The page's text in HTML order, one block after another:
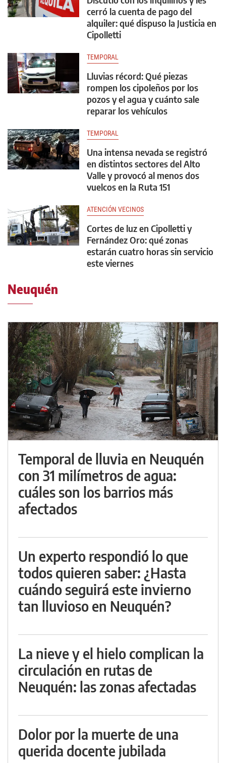
cerró la cuenta de pago del
alquiler: qué dispuso la Justicia en
Cipolletti
TEMPORAL
Lluvias récord: Qué piezas
rompen los cipoleños por los
pozos y el agua y cuánto sale
reparar los vehículos
TEMPORAL
Una intensa nevada se registró
en distintos sectores del Alto
Valle y provocó al menos dos
vuelcos en la Ruta 151
ATENCIÓN VECINOS
Cortes de luz en Cipolletti y
Fernández Oro: qué zonas
estarán cuatro horas sin servicio
este viernes
Neuquén
Temporal de lluvia en Neuquén
con 31 milímetros de agua:
cuáles son los barrios más
afectados
Un experto respondió lo que
todos quieren saber: ¿Hasta
cuándo seguirá este invierno
tan lluvioso en Neuquén?
La nieve y el hielo complican la
circulación en rutas de
Neuquén: las zonas afectadas
Dolor por la muerte de una
querida docente jubilada